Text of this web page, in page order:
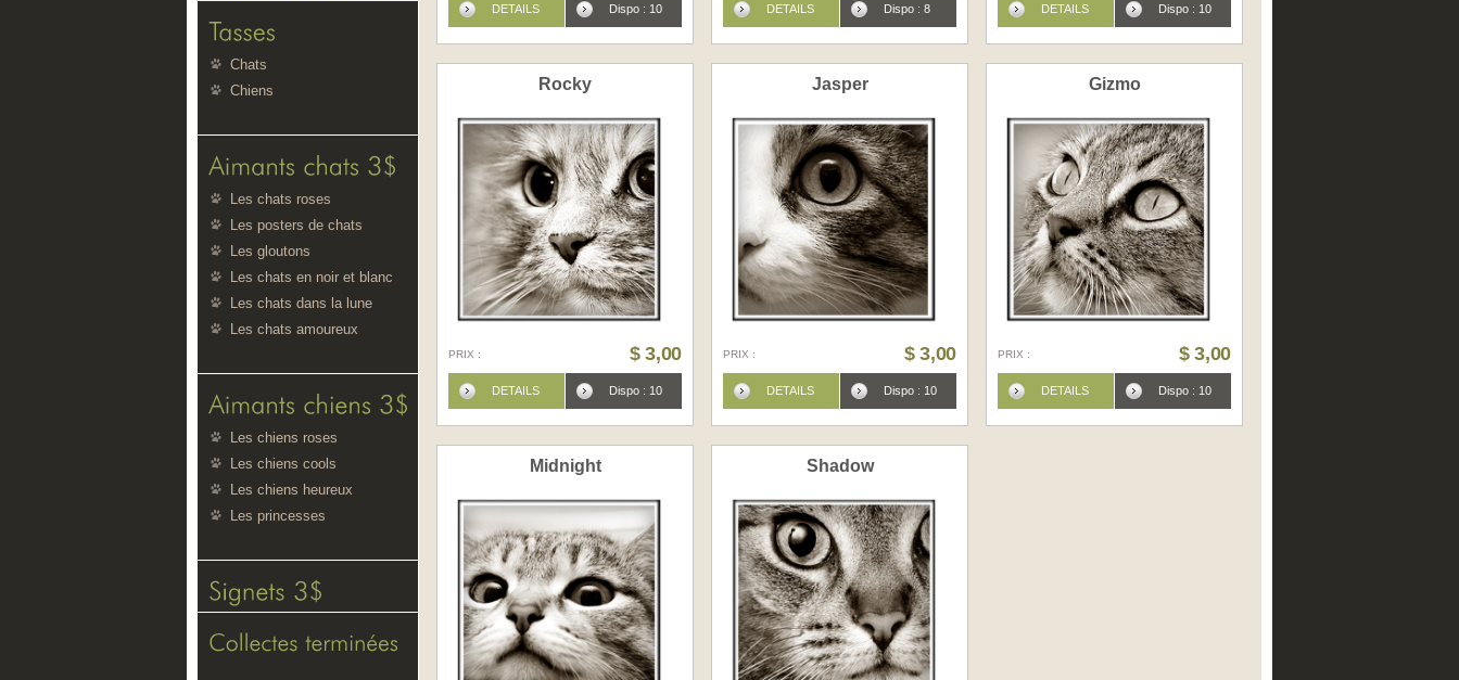
DETAILS Dispo : 10 DETAILS Dispo : 8 DETAILS Dispo : 10
Rocky
$ 3,00
PRIX :
DETAILS Dispo : 10
Jasper
$ 3,00
PRIX :
DETAILS Dispo : 10
Gizmo
$ 3,00
PRIX :
DETAILS Dispo : 10
Midnight Shadow
Chats
Chiens
Les chats roses
Les posters de chats
Les gloutons
Les chats en noir et blanc
Les chats dans la lune
Les chats amoureux
Les chiens roses
Les chiens cools
Les chiens heureux
Les princesses